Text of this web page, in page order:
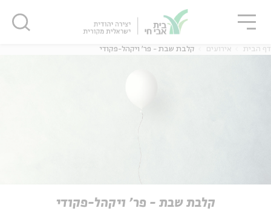
דף הבית אירועים קלבת שבת - פר' ויקהל-פקודי
קלבת שבת - פר' ויקהל-פקודי
סגור